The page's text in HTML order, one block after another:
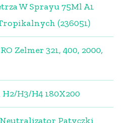
W Sprayu 75Ml A1
(236051)
Zelmer 321, 400, 2000,
H3/H4 180X200
Neutralizator Patyczki